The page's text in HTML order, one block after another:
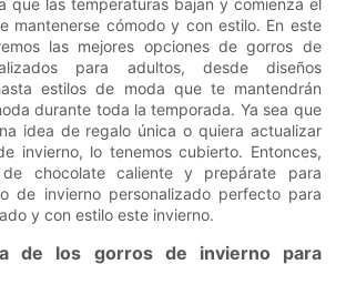
que las temperaturas bajan y comienza el
mantenerse cómodo y con estilo. En este
las mejores opciones de gorros de
para adultos, desde diseños
estilos de moda que te mantendrán
durante toda la temporada. Ya sea que
idea de regalo única o quiera actualizar
invierno, lo tenemos cubierto. Entonces,
chocolate caliente y prepárate para
de invierno personalizado perfecto para
y con estilo este invierno.
de los gorros de invierno para